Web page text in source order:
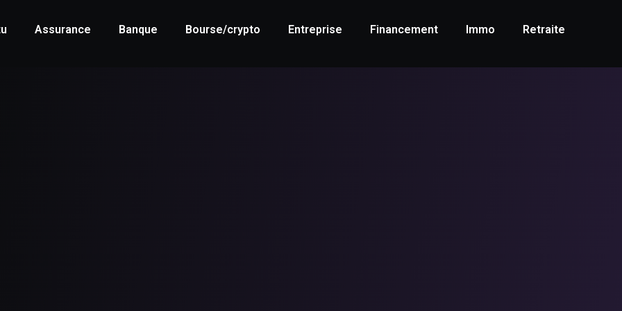
Assurance Banque Bourse/crypto Entreprise Financement Immo Retraite